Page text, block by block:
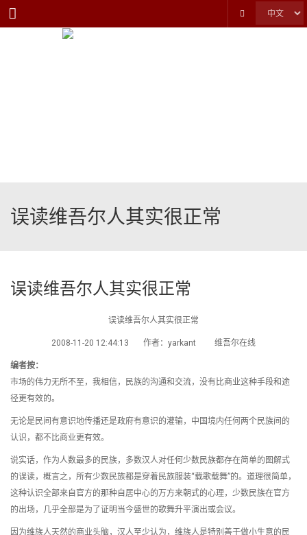
Menu
误读维吾尔人其实很正常
误读维吾尔人其实很正常
误读维吾尔人其实很正常
2008-11-20 12:44:13 作者：yarkant 维吾尔在线
编者按：
市场的伟力无所不至，我相信，民族的沟通和交流，没有比商业这种手段和途
径更有效的。
无论是民间有意识地传播还是政府有意识的灌输，中国境内任何两个民族间的
认识，都不比商业更有效。
说实话，作为人数最多的民族，多数汉人对任何少数民族都存在简单的图解式
的误读，概言之，所有少数民族都是穿着民族服装“载歌载舞”的。道理很简单，
这种认识全部来自官方的那种自居中心的万方来朝式的心理，少数民族在官方
的出场，几乎全部是为了证明当今盛世的歌舞升平演出或会议。
因为维族人天然的商业头脑，汉人至少认为，维族人是特别善于做小生意的民